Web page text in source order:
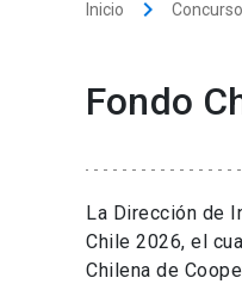
Inicio keyboard_arrow_right
Fondo
La Dirección de
Chile 2026, el
Chilena de